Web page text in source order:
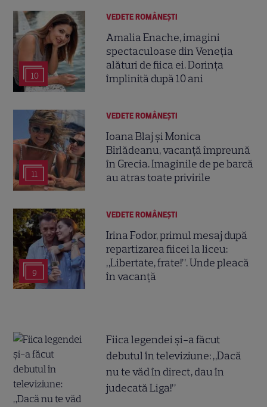
10
VEDETE ROMÂNEŞTI
Amalia Enache, imagini
spectaculoase din Veneția
alături de fiica ei. Dorința
împlinită după 10 ani
11
VEDETE ROMÂNEŞTI
Ioana Blaj și Monica
Bîrlădeanu, vacanță împreună
în Grecia. Imaginile de pe barcă
au atras toate privirile
9
VEDETE ROMÂNEŞTI
Irina Fodor, primul mesaj după
repartizarea fiicei la liceu:
„Libertate, frate!”. Unde pleacă
în vacanță
Fiica legendei și-a făcut
debutul în televiziune: „Dacă
nu te văd în direct, dau în
judecată Liga!”